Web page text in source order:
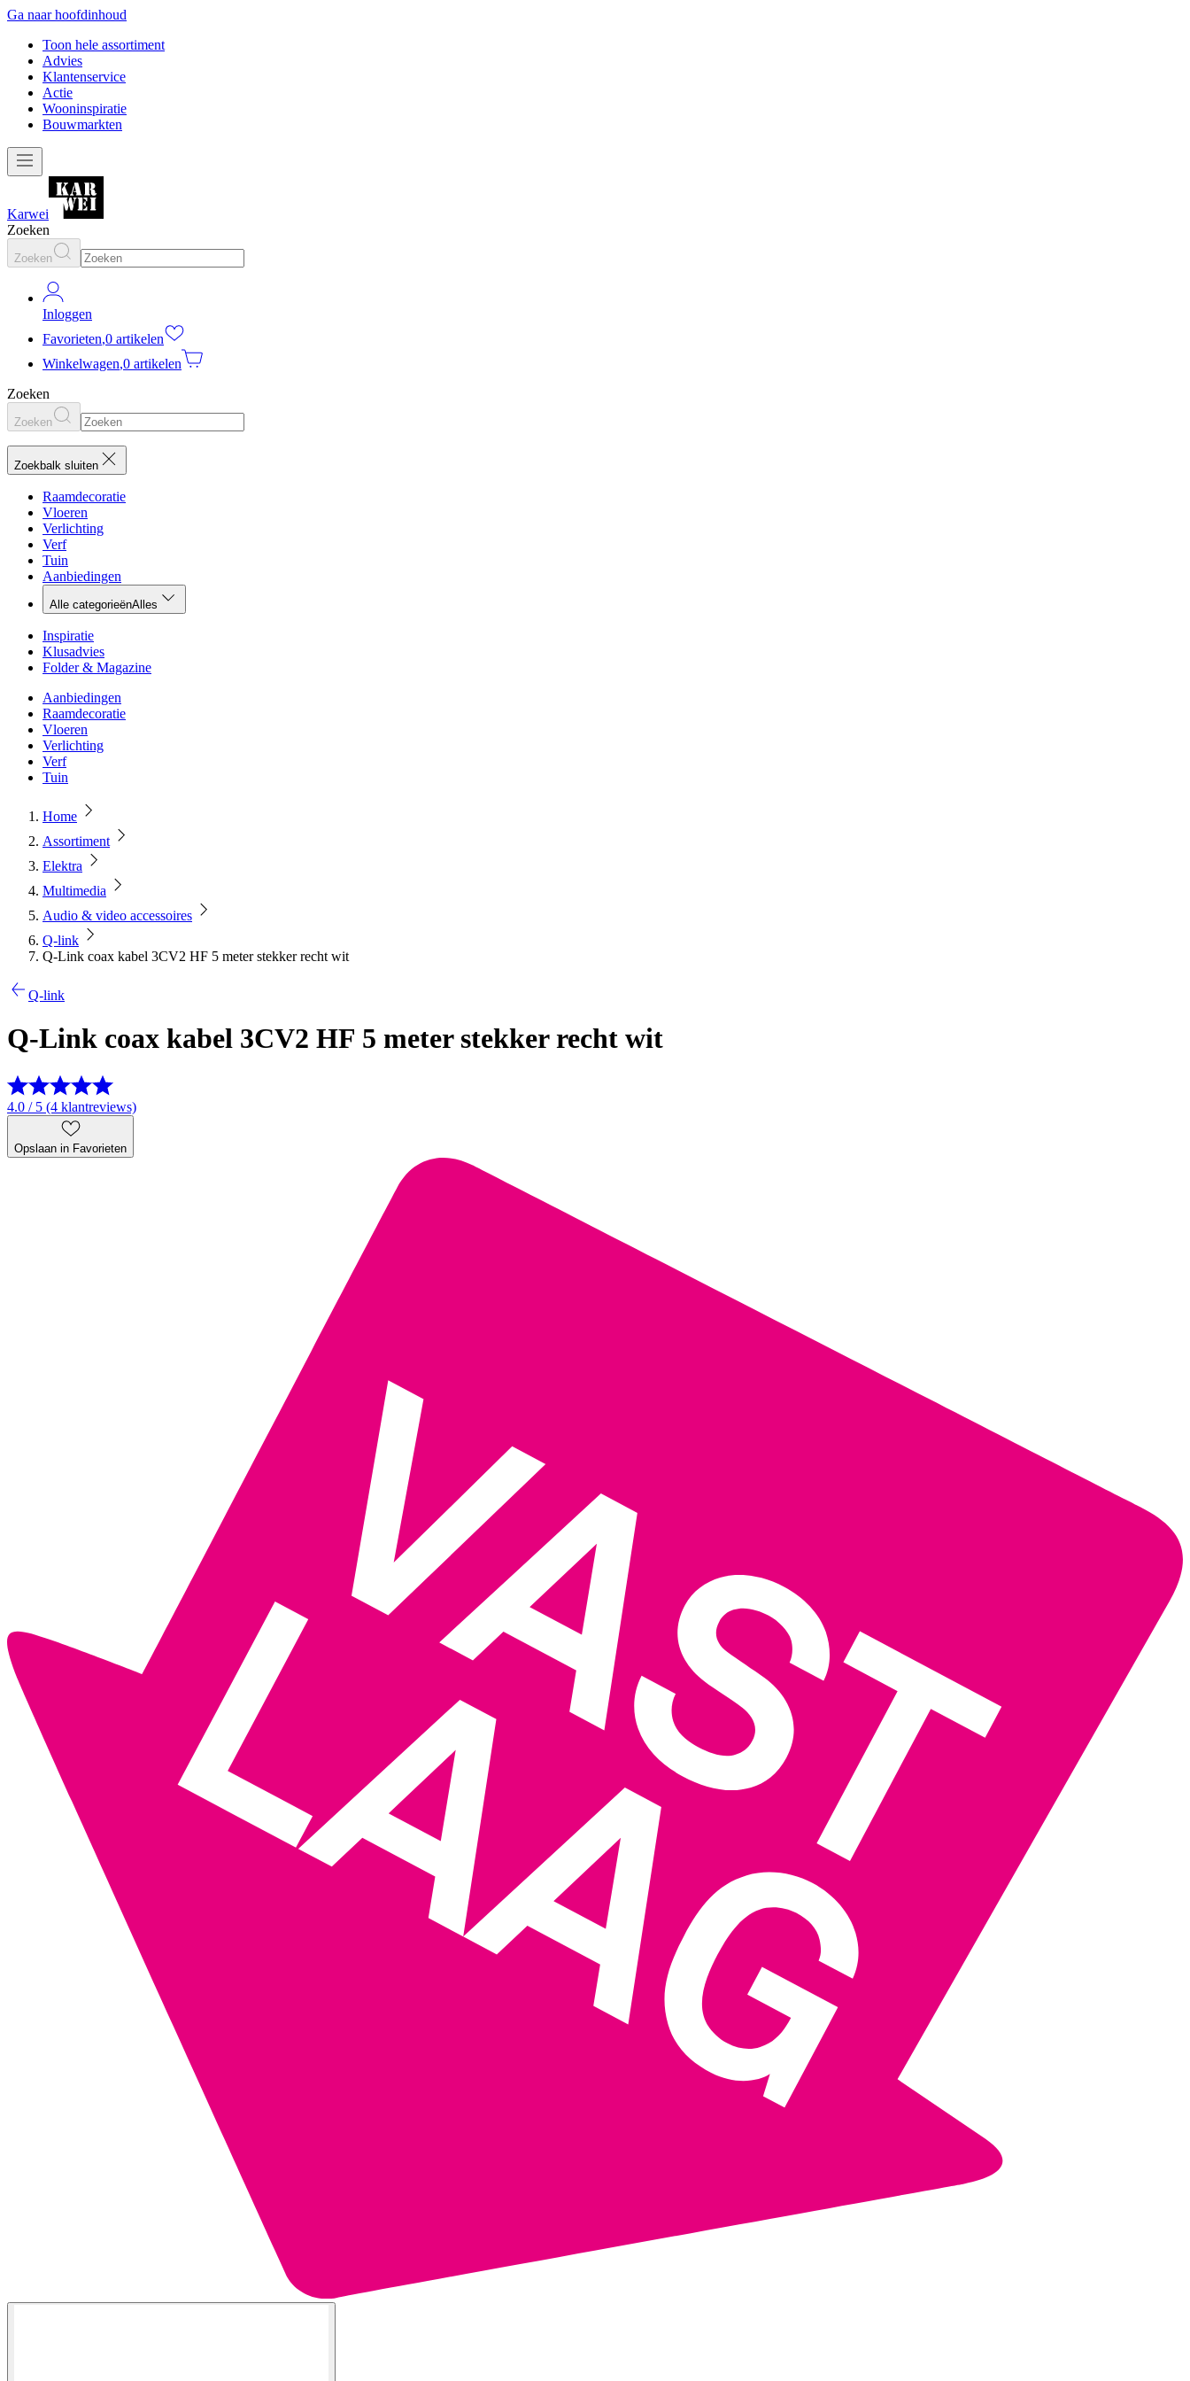
Ga naar hoofdinhoud
Toon hele assortiment
Advies
Klantenservice
Actie
Wooninspiratie
Bouwmarkten
Karwei
Zoeken
Zoeken
Inloggen
Favorieten,0 artikelen
Winkelwagen,0 artikelen
Zoeken
Zoeken
Zoekbalk sluiten
Raamdecoratie
Vloeren
Verlichting
Verf
Tuin
Aanbiedingen
Alle categorieënAlles
Inspiratie
Klusadvies
Folder & Magazine
Aanbiedingen
Raamdecoratie
Vloeren
Verlichting
Verf
Tuin
Home
Assortiment
Elektra
Multimedia
Audio & video accessoires
Q-link
Q-Link coax kabel 3CV2 HF 5 meter stekker recht wit
Q-link
Q-Link coax kabel 3CV2 HF 5 meter stekker recht wit
4.0 / 5 (4 klantreviews)
Opslaan in Favorieten